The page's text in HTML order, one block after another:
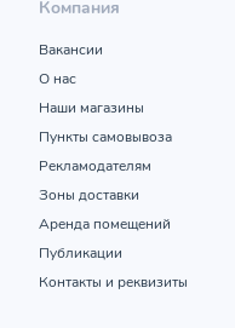
Компания
Вакансии
О нас
Наши магазины
Пункты самовывоза
Рекламодателям
Зоны доставки
Аренда помещений
Публикации
Контакты и реквизиты